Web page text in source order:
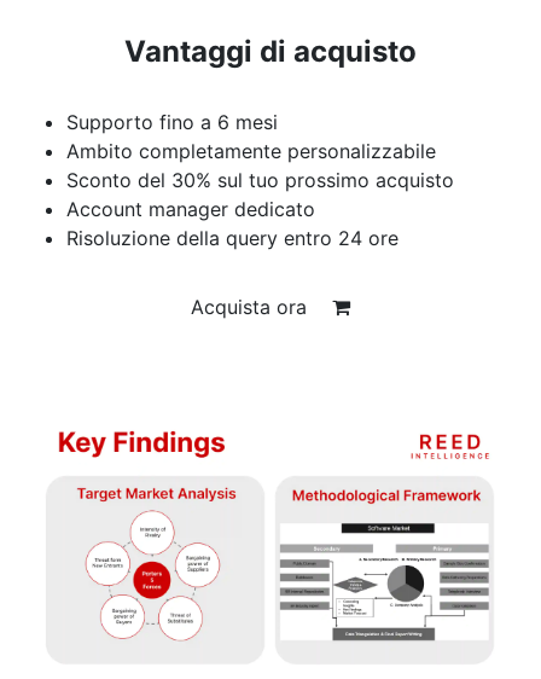
Vantaggi di acquisto
Supporto fino a 6 mesi
Ambito completamente personalizzabile
Sconto del 30% sul tuo prossimo acquisto
Account manager dedicato
Risoluzione della query entro 24 ore
Acquista ora